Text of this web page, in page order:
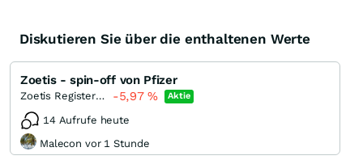
Diskutieren Sie über die enthaltenen Werte
Zoetis - spin-off von Pfizer
Zoetis Registered (A) -5,97% Aktie
14 Aufrufe heute
Malecon vor 1 Stunde